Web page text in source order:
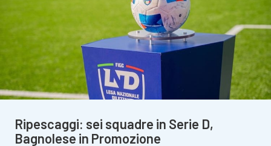
Ripescaggi: sei squadre in Serie D,
Bagnolese in Promozione